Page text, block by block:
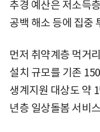
추경 예산은 저소득
공백 해소 등에 집중
먼저 취약계층 먹거
설치 규모를 기존
생계지원 대상도 약
년층 일상돌봄 서비